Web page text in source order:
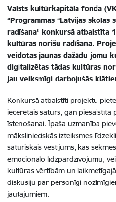
Valsts kultūrkapitāla fonda
“Programmas “Latvijas skolas
radīšana” konkursā atbalstīta
kultūras norišu radīšana.
veidotas jaunas dažādu jomu
digitalizētas tādas kultūras
jau veiksmīgi darbojušās
Konkursā atbalstīti projektu
iecerētais saturs, gan
īstenošanai. Īpaša uzmanība
mākslinieciskās izteiksmes
saturiskais vēstījums, kas
emocionālo līdzpārdzīvojumu,
kultūras vērtībām un
diskusiju par personīgi
jautājumiem.